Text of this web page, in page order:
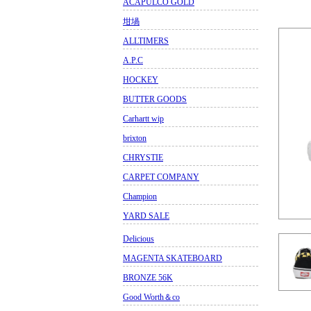
ACAPULCO GOLD
坩堝
ALLTIMERS
A.P.C
HOCKEY
BUTTER GOODS
Carhartt wip
brixton
CHRYSTIE
CARPET COMPANY
Champion
YARD SALE
Delicious
MAGENTA SKATEBOARD
BRONZE 56K
Good Worth＆co